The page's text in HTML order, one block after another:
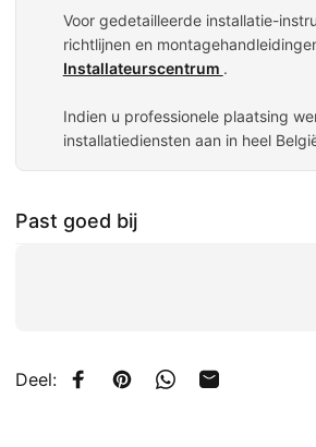
Voor gedetailleerde installatie-
richtlijnen en
Installateurscentrum .
Indien u professionele plaatsing
installatiediensten aan in heel
Past goed bij
Deel: Delen op Facebook
Pin op Pinterest
Delen opDelen via e-